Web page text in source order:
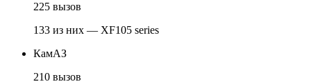
225 вызов
133 из них — XF105 series
КамАЗ
210 вызов